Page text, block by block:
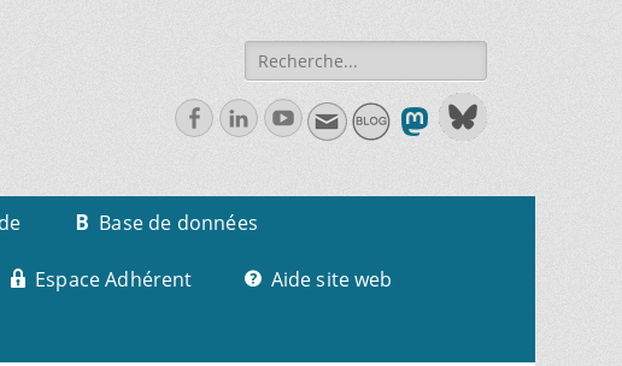
Recherche
de:
FacebookLinkedlnYoutube
Base de données
Espace Adhérent Aide site web